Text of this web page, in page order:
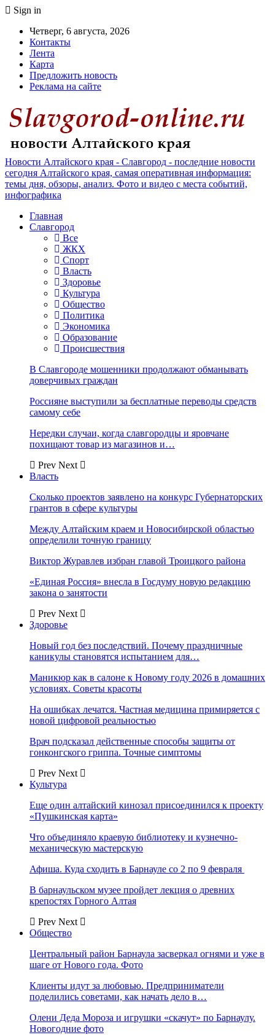
Sign in
Четверг, 6 августа, 2026
Контакты
Лента
Карта
Предложить новость
Реклама на сайте
Новости Алтайского края - Славгород - последние новости
сегодня Алтайского края, самая оперативная информация:
темы дня, обзоры, анализ. Фото и видео с места событий,
инфографика
Главная
Славгород
Все
ЖКХ
Спорт
Власть
Здоровье
Культура
Общество
Политика
Экономика
Образование
Происшествия
В Славгороде мошенники продолжают обманывать
доверчивых граждан
Россияне выступили за бесплатные переводы средств
самому себе
Нередки случаи, когда славгородцы и яровчане
похищают товар из магазинов и…
Prev Next
Власть
Сколько проектов заявлено на конкурс Губернаторских
грантов в сфере культуры
Между Алтайским краем и Новосибирской областью
определили точную границу
Виктор Журавлев избран главой Троицкого района
«Единая Россия» внесла в Госдуму новую редакцию
закона о занятости
Prev Next
Здоровье
Новый год без последствий. Почему праздничные
каникулы становятся испытанием для…
Маникюр как в салоне к Новому году 2026 в домашних
условиях. Советы красоты
На ошибках лечатся. Частная медицина примиряется с
новой цифровой реальностью
Врач подсказал действенные способы защиты от
гонконгского гриппа. Точные симптомы
Prev Next
Культура
Еще один алтайский кинозал присоединился к проекту
«Пушкинская карта»
Что объединяло краевую библиотеку и кузнечно-
механическую мастерскую
Афиша. Куда сходить в Барнауле со 2 по 9 февраля
В барнаульском музее пройдет лекция о древних
крепостях Горного Алтая
Prev Next
Общество
Центральный район Барнаула засверкал огнями и уже в
шаге от Нового года. Фото
Клиенты идут за любовью. Предприниматели
поделились советами, как начать дело в…
Олени Деда Мороза и игрушки «скачут» по Барнаулу.
Новогодние фото